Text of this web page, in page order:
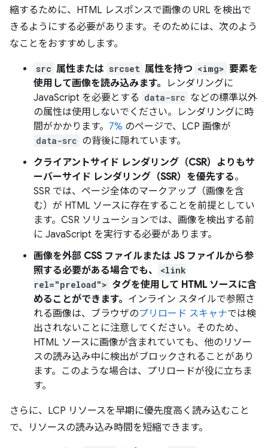
縮するために、HTML レスポンスで画像の URL を検出で
きるようにする必要があります。そのためには、次のよう
なことをおすすめします。
src 属性または srcset 属性を持つ <img> 要素を
使用して画像を読み込みます。
レンダリングに
JavaScript を必要とする data-src などの標準以外
の属性は使用しないでください。レンダリングに時
間がかかります。 7% のページで、LCP 画像が
data-src の背後に隠れています。
クライアントサイド レンダリング（CSR）よりもサ
ーバーサイド レンダリング（SSR）を優先する。
SSR では、ページ全体のマークアップ（画像を含
む）が HTML ソースに存在することを前提としてい
ます。CSR ソリューションでは、画像を検出する前
に JavaScript を実行する必要があります。
画像を外部 CSS ファイルまたは JS ファイルから参
照する必要がある場合でも、
<link
rel="preload"> タグを使用して HTML ソースに含
めることができます。 インライン スタイルで参照さ
れる画像は、ブラウザのプリロード スキャナでは検
出されないことに注意してください。そのため、
HTML ソースに画像が含まれていても、他のリソー
スの読み込み中に検出がブロックされることがあり
ます。このような場合は、プリロードが役に立ちま
す。
さらに、LCP リソースを早期に優先度高く読み込むこと
で、リソースの読み込み時間を短縮できます。